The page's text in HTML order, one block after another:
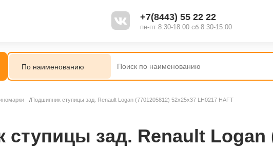
+7(8443) 55 22 22
пн-пт 8:30-18:00 сб 8:30-15:00
Подшипник ступицы зад. Renault Logan (7701205812) 52x25x37 LH0217 HAFT
зад. Renault Logan